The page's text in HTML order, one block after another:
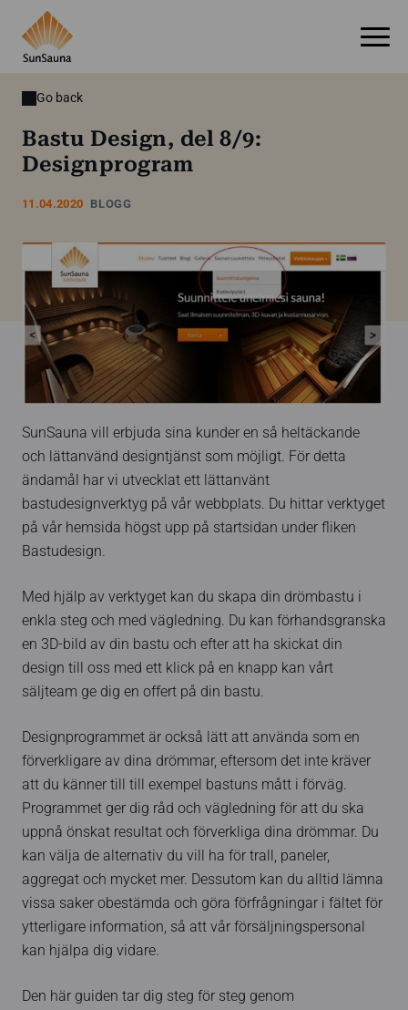
Go back
11.04.2020 BLOGG
Bastu Design, del 8/9:
Designprogram
SunSauna vill erbjuda sina kunder en så heltäckande
och lättanvänd designtjänst som möjligt. För detta
ändamål har vi utvecklat ett lättanvänt
bastudesignverktyg på vår webbplats. Du hittar verktyget
på vår hemsida högst upp på startsidan under fliken
Bastudesign.
Med hjälp av verktyget kan du skapa din drömbastu i
enkla steg och med vägledning. Du kan förhandsgranska
en 3D-bild av din bastu och efter att ha skickat din
design till oss med ett klick på en knapp kan vårt
säljteam ge dig en offert på din bastu.
Designprogrammet är också lätt att använda som en
förverkligare av dina drömmar, eftersom det inte kräver
att du känner till till exempel bastuns mått i förväg.
Programmet ger dig råd och vägledning för att du ska
uppnå önskat resultat och förverkliga dina drömmar. Du
kan välja de alternativ du vill ha för trall, paneler,
aggregat och mycket mer. Dessutom kan du alltid lämna
vissa saker obestämda och göra förfrågningar i fältet för
ytterligare information, så att vår försäljningspersonal
kan hjälpa dig vidare.
Den här guiden tar dig steg för steg genom